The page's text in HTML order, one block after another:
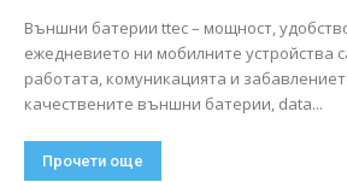
Външни батерии ttec – мощност, удобство
ежедневието ни мобилните устройства
работата, комуникацията и
качествените външни батерии, data...
Прочети още